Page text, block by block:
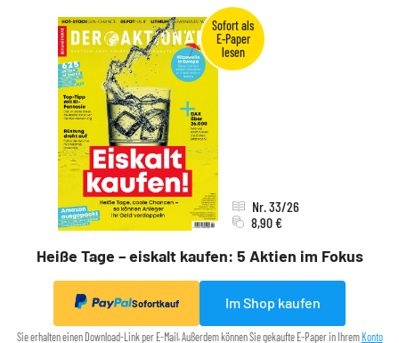
Heiße Tage – eiskalt kaufen: 5 Aktien im Fokus
Nr. 33/26
8,90 €
Sofortkauf Im Shop kaufen
Sie erhalten einen Download-Link per E-Mail. Außerdem können Sie gekaufte E-Paper in IhremKonto